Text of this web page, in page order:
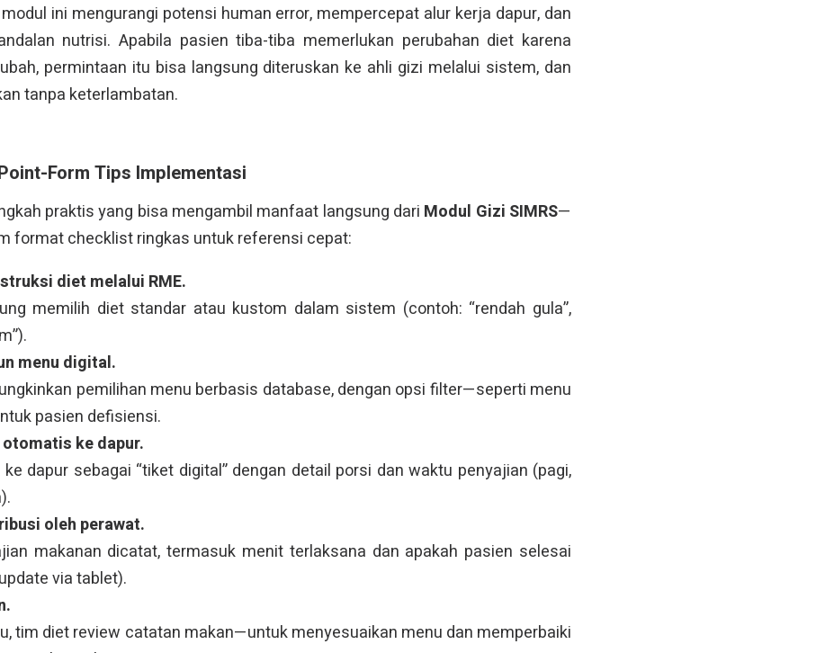
ini mengurangi potensi human error, mempercepat alur kerja dapur, dan
nutrisi. Apabila pasien tiba-tiba memerlukan perubahan diet karena
permintaan itu bisa langsung diteruskan ke ahli gizi melalui sistem, dan
tanpa keterlambatan.
Form Tips Implementasi
praktis yang bisa mengambil manfaat langsung dari Modul Gizi SIMRS—
format checklist ringkas untuk referensi cepat:
diet melalui RME.
memilih diet standar atau kustom dalam sistem (contoh: “rendah gula”,
menu digital.
pemilihan menu berbasis database, dengan opsi filter—seperti menu
pasien defisiensi.
ke dapur.
dapur sebagai “tiket digital” dengan detail porsi dan waktu penyajian (pagi,
oleh perawat.
makanan dicatat, termasuk menit terlaksana dan apakah pasien selesai
via tablet).
tim diet review catatan makan—untuk menyesuaikan menu dan memperbaiki